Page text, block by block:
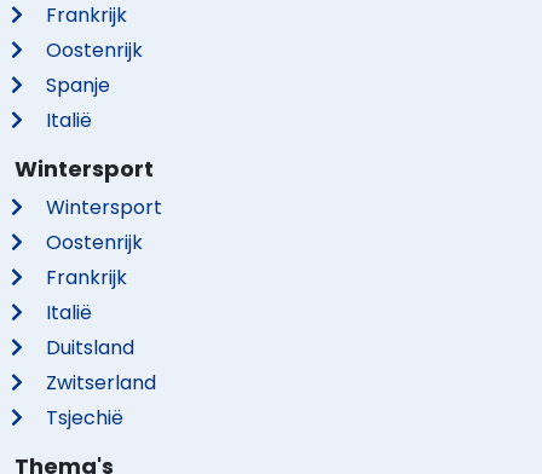
Frankrijk
Oostenrijk
Spanje
Italië
Wintersport
Wintersport
Oostenrijk
Frankrijk
Italië
Duitsland
Zwitserland
Tsjechië
Thema's